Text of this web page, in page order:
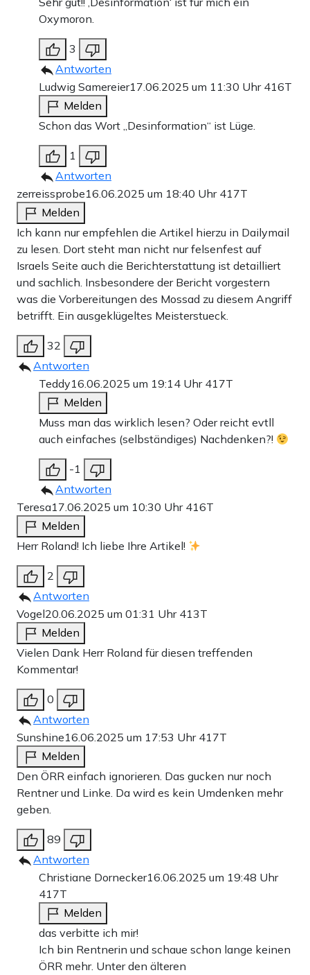
Oxymoron.
3
Antworten
Ludwig Samereier17.06.2025 um 11:30 Uhr 416T
Melden
Schon das Wort „Desinformation“ ist Lüge.
1
Antworten
zerreissprobe16.06.2025 um 18:40 Uhr 417T
Melden
Ich kann nur empfehlen die Artikel hierzu in Dailymail
zu lesen. Dort steht man nicht nur felsenfest auf
Israels Seite auch die Berichterstattung ist detailliert
und sachlich. Insbesondere der Bericht vorgestern
was die Vorbereitungen des Mossad zu diesem Angriff
betrifft. Ein ausgeklügeltes Meisterstueck.
32
Antworten
Teddy16.06.2025 um 19:14 Uhr 417T
Melden
Muss man das wirklich lesen? Oder reicht evtll
auch einfaches (selbständiges) Nachdenken?!
-1
Antworten
Teresa17.06.2025 um 10:30 Uhr 416T
Melden
Herr Roland! Ich liebe Ihre Artikel!
2
Antworten
Vogel20.06.2025 um 01:31 Uhr 413T
Melden
Vielen Dank Herr Roland für diesen treffenden
Kommentar!
0
Antworten
Sunshine16.06.2025 um 17:53 Uhr 417T
Melden
Den ÖRR einfach ignorieren. Das gucken nur noch
Rentner und Linke. Da wird es kein Umdenken mehr
geben.
89
Antworten
Christiane Dornecker16.06.2025 um 19:48 Uhr
417T
Melden
das verbitte ich mir!
Ich bin Rentnerin und schaue schon lange keinen
ÖRR mehr. Unter den älteren